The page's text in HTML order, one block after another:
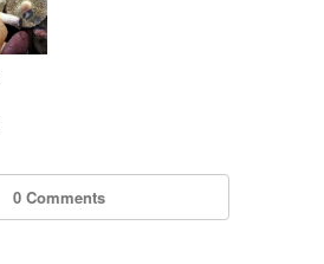
0 Comments